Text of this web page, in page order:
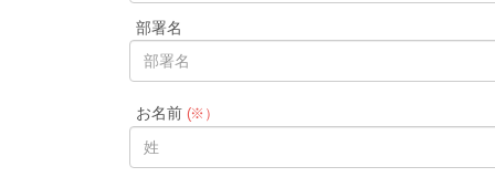
部署名
お名前(※）